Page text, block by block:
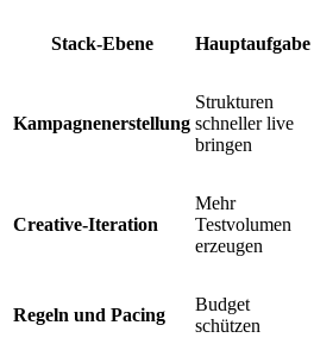
Stack-Ebene Hauptaufgabe
Kampagnenerstellung
Strukturen
schneller live
bringen
Creative-Iteration
Mehr
Testvolumen
erzeugen
Regeln und Pacing
Budget
schützen